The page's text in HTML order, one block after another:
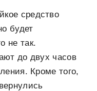
средство
будет
не так.
до двух часов
Кроме того,